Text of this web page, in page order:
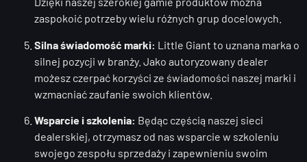
zaspokoić potrzeby wielu różnych grup docelowych.
Silna świadomość marki: Little Giant to uznana marka o
silnej pozycji w branży. Jako autoryzowany dealer
możesz czerpać korzyści ze świadomości naszej marki i
wzmacniać zaufanie swoich klientów.
Wsparcie i szkolenia: Będąc częścią naszej sieci
dealerskiej, otrzymasz od nas wsparcie w szkoleniu
swojego zespołu sprzedaży i zapewnieniu swoim